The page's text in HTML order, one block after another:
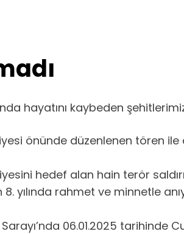
hayatını kaybeden
önünde düzenlenen tören ile
hedef alan hain terör
yılında rahmet ve minnetle
06.01.2025 tarihinde